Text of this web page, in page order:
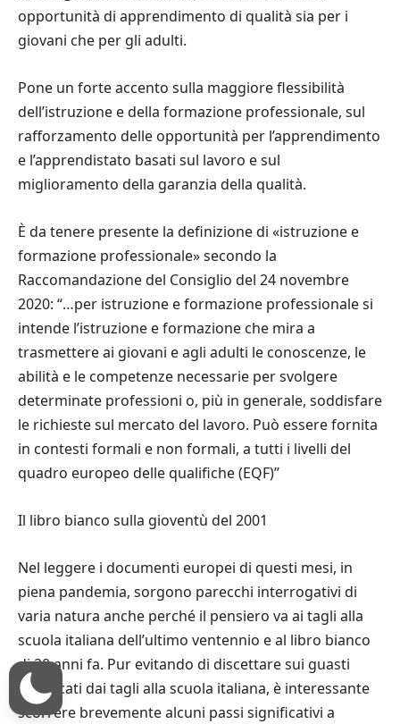
opportunità di apprendimento di qualità sia per i
giovani che per gli adulti.
Pone un forte accento sulla maggiore flessibilità
dell’istruzione e della formazione professionale, sul
rafforzamento delle opportunità per l’apprendimento
e l’apprendistato basati sul lavoro e sul
miglioramento della garanzia della qualità.
È da tenere presente la definizione di «istruzione e
formazione professionale»secondo la
Raccomandazione del Consiglio del 24 novembre
2020: “…per istruzione e formazione professionale si
intende l’istruzione e formazione che mira a
trasmettere ai giovani e agli adulti le conoscenze, le
abilità e le competenze necessarie per svolgere
determinate professioni o, più in generale, soddisfare
le richieste sul mercato del lavoro. Può essere fornita
in contesti formali e non formali, a tutti i livelli del
quadro europeo delle qualifiche (EQF)”
Il libro bianco sulla gioventù del 2001
Nel leggere i documenti europei di questi mesi, in
piena pandemia, sorgono parecchi interrogativi di
varia natura anche perché il pensiero va ai tagli alla
scuola italiana dell’ultimo ventennio e al libro bianco
di 20 anni fa. Pur evitando di discettare sui guasti
provocati dai tagli alla scuola italiana, è interessante
scorrere brevemente alcuni passi significativi a